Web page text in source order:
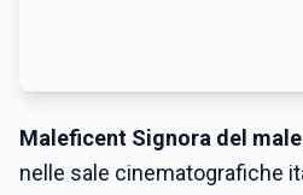
Maleficent Signora del male
nelle sale cinematografiche